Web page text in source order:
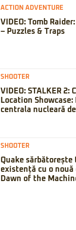
ACTION ADVENTURE
VIDEO: Tomb
– Puzzles & Traps
SHOOTER
VIDEO: STALKER 2:
Location
centrala nucleară
SHOOTER
Quake sărbătorește
existență cu o
Dawn of the